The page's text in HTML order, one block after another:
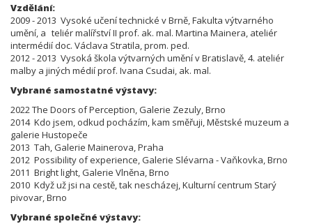
Vzdělání:
2009 - 2013 Vysoké učení technické v Brně,Fakulta výtvarného
umění, a teliér malířství II prof. ak. mal. Martina Mainera, ateliér
intermédií doc. Václava Stratila, prom. ped.
2012 - 2013 Vysoká škola výtvarných umění v Bratislavě, 4. ateliér
malby a jiných médií prof. Ivana Csudai, ak. mal.
Vybrané samostatné výstavy:
2022 The Doors of Perception, Galerie Zezuly, Brno
2014 Kdo jsem, odkud pocházím, kam směřuji, Městské muzeum a
galerie Hustopeče
2013 Tah, Galerie Mainerova, Praha
2012 Possibility of experience, Galerie Slévarna - Vaňkovka, Brno
2011 Bright light, Galerie Vlněna, Brno
2010 Když už jsi na cestě, tak nescházej, Kulturní centrum Starý
pivovar, Brno
Vybrané společné výstavy: